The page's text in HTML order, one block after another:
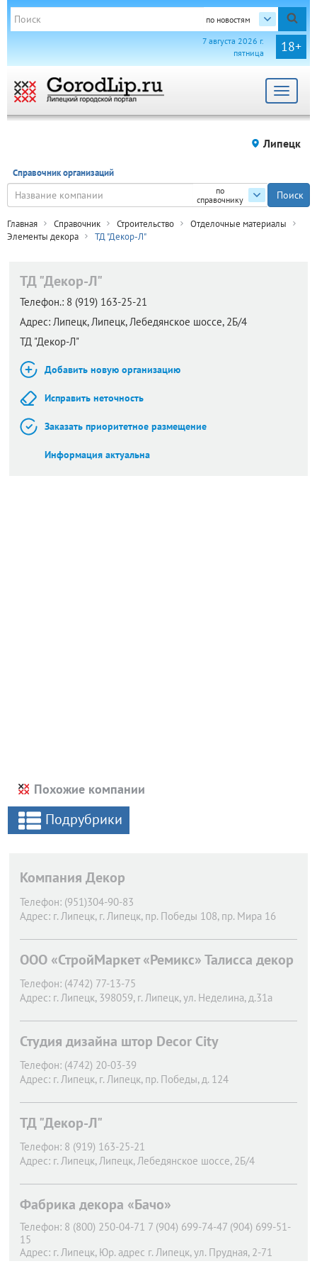
по новостям
18+
7 августа 2026 г.
пятница
Toggle
Липецк
Справочник организаций
по
справочнику
Главная Справочник Строительство
Отделочные материалы
Элементы декора
ТД "Декор-Л"
ТД "Декор-Л"
Телефон.: 8 (919) 163-25-21
Адрес: Липецк,Липецк, Лебедянское шоссе, 2Б/4
ТД "Декор-Л"
Добавить новую организацию
Исправить неточность
Заказать приоритетное размещение
Информация актуальна
Похожие компании
Подрубрики
Компания Декор
Телефон: (951)304-90-83
Адрес: г. Липецк, г. Липецк, пр. Победы 108, пр. Мира 16
ООО «СтройМаркет «Ремикс» Талисса декор
Телефон: (4742) 77-13-75
Адрес: г. Липецк, 398059, г. Липецк, ул. Неделина, д.31а
Студия дизайна штор Decor City
Телефон: (4742) 20-03-39
Адрес: г. Липецк, г. Липецк, пр. Победы, д. 124
ТД "Декор-Л"
Телефон: 8 (919) 163-25-21
Адрес: г. Липецк, Липецк, Лебедянское шоссе, 2Б/4
Фабрика декора «Бачо»
Телефон: 8 (800) 250-04-71 7 (904) 699-74-47 (904) 699-51-
15
Адрес: г. Липецк, Юр. адрес г. Липецк, ул. Прудная, 2-71